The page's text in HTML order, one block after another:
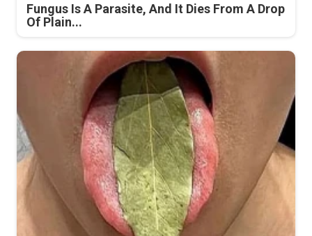
Fungus Is A Parasite, And It Dies From A Drop
Of Plain...